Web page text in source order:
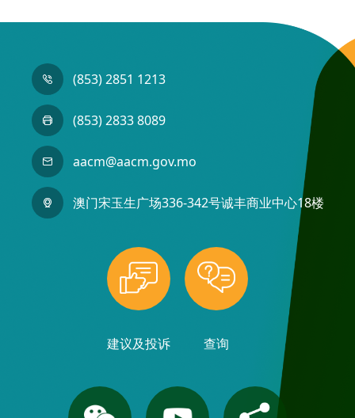
(853) 2851 1213
(853) 2833 8089
aacm@aacm.gov.mo
澳门宋玉生广场336-342号诚丰商业中心18楼
建议及投诉 查询